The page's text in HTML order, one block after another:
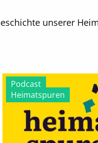
unserer
Podcast
Heimatspuren